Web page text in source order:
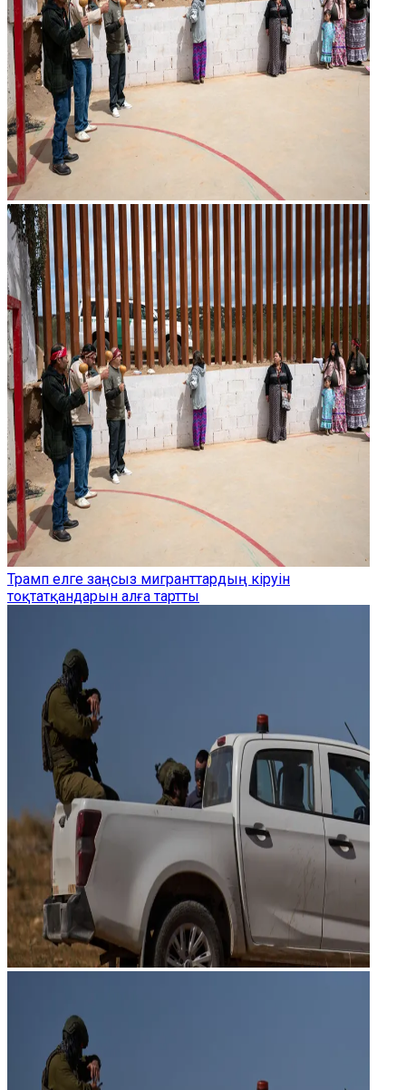
Трамп елге заңсыз мигранттардың кіруін
тоқтатқандарын алға тартты